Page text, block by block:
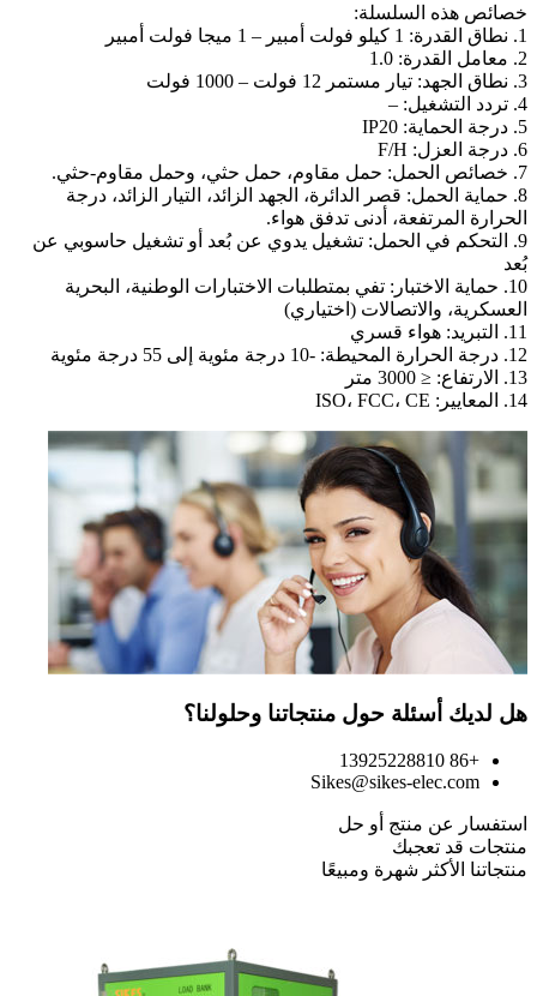
خصائص هذه السلسلة:
1. نطاق القدرة: 1 كيلو فولت أمبير – 1 ميجا فولت أمبير
2. معامل القدرة: 1.0
3. نطاق الجهد: تيار مستمر 12 فولت – 1000 فولت
4. تردد التشغيل: –
5. درجة الحماية: IP20
6. درجة العزل: F/H
7. خصائص الحمل: حمل مقاوم، حمل حثي، وحمل مقاوم-حثي.
8. حماية الحمل: قصر الدائرة، الجهد الزائد، التيار الزائد، درجة
الحرارة المرتفعة، أدنى تدفق هواء.
9. التحكم في الحمل: تشغيل يدوي عن بُعد أو تشغيل حاسوبي عن
بُعد
10. حماية الاختبار: تفي بمتطلبات الاختبارات الوطنية، البحرية
العسكرية، والاتصالات (اختياري)
11. التبريد: هواء قسري
12. درجة الحرارة المحيطة: -10 درجة مئوية إلى 55 درجة مئوية
13. الارتفاع: ≤ 3000 متر
14. المعايير: ISO، FCC، CE
هل لديك أسئلة حول منتجاتنا وحلولنا؟
+86 13925228810
Sikes@sikes-elec.com
استفسار عن منتج أو حل
منتجات قد تعجبك
منتجاتنا الأكثر شهرة ومبيعًا